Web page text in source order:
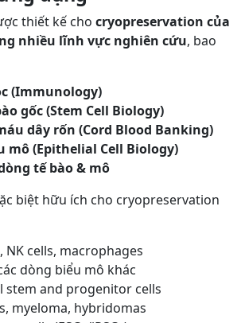
thiết kế cho cryopreservation của
nhiều lĩnh vực nghiên cứu, bao
(Immunology)
gốc (Stem Cell Biology)
dây rốn (Cord Blood Banking)
mô (Epithelial Cell Biology)
tế bào & mô
biệt hữu ích cho cryopreservation
NK cells, macrophages
dòng biểu mô khác
stem and progenitor cells
myeloma, hybridomas